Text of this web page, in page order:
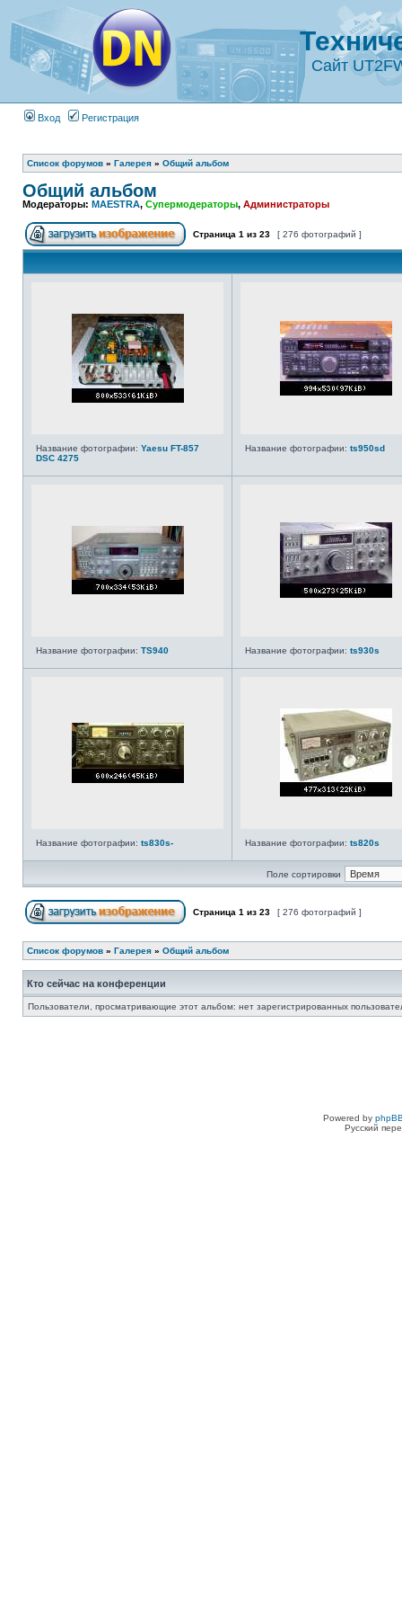
Сайт
Вход Регистрация
Список форумов » Галерея » Общий альбом
Общий альбом
Модераторы: MAESTRA, Супермодераторы, Администраторы
Страница 1 из 23 [ 276 фотографий ]
Название фотографии: Yaesu FT-857
DSC 4275
Название фотографии: ts950sd
Название фотографии: TS940 Название фотографии: ts930s
Название фотографии: ts830s- Название фотографии: ts820s
Поле сортировки
Страница 1 из 23 [ 276 фотографий ]
Список форумов » Галерея » Общий альбом
Кто сейчас на конференции
Пользователи, просматривающие этот альбом: нет зарегистрированных
Powered by
Русский